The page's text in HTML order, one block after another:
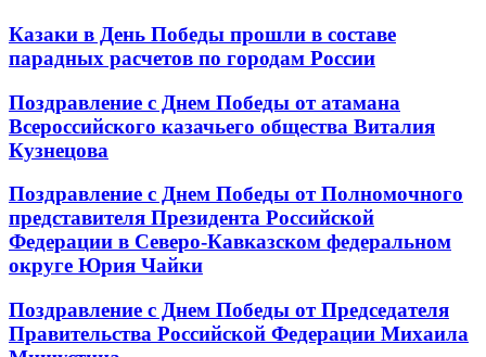
Казаки в День Победы прошли в составе
парадных расчетов по городам России
Поздравление с Днем Победы от атамана
Всероссийского казачьего общества Виталия
Кузнецова
Поздравление с Днем Победы от Полномочного
представителя Президента Российской
Федерации в Северо-Кавказском федеральном
округе Юрия Чайки
Поздравление с Днем Победы от Председателя
Правительства Российской Федерации Михаила